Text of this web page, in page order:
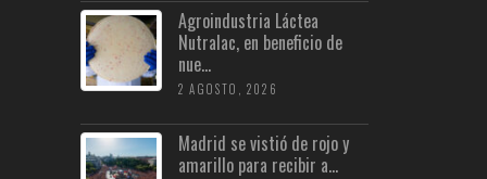
Agroindustria Láctea
Nutralac, en beneficio de
nue...
2 AGOSTO, 2026
Madrid se vistió de rojo y
amarillo para recibir a...